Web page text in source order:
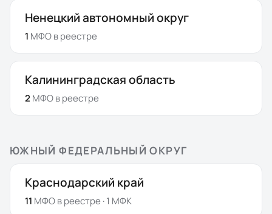
Ненецкий автономный округ
1 МФОв реестре
Калининградская область
2 МФОв реестре
ЮЖНЫЙ ФЕДЕРАЛЬНЫЙ ОКРУГ
Краснодарский край
11 МФОв реестре · 1 МФК